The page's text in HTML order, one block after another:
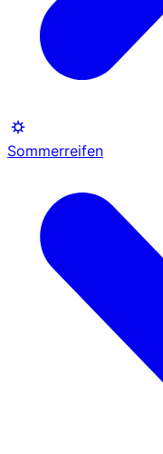
Sommerreifen